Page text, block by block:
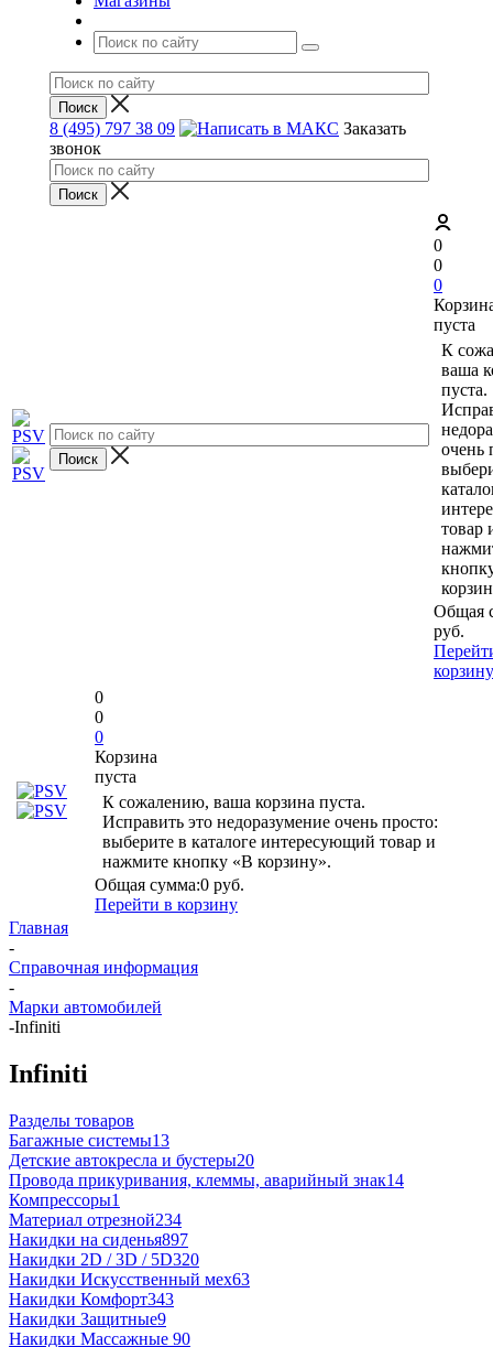
8 (495) 797 38 09
Заказать
звонок
0
0
0
пуста
К
ваша
пуста.
очень
товар
Общая
руб.
корзину
0
0
0
Корзина
пуста
К сожалению, ваша корзина пуста.
Исправить это недоразумение очень просто:
выберите в каталоге интересующий товар и
нажмите кнопку «В корзину».
Общая сумма:0 руб.
Перейти в корзину
Главная
-
Справочная информация
-
Марки автомобилей
-Infiniti
Infiniti
Разделы товаров
Багажные системы13
Детские автокресла и бустеры20
Провода прикуривания, клеммы, аварийный знак14
Компрессоры1
Материал отрезной234
Накидки на сиденья897
Накидки 2D / 3D / 5D320
Накидки Искусственный мех63
Накидки Комфорт343
Накидки Защитные9
Накидки Массажные 90